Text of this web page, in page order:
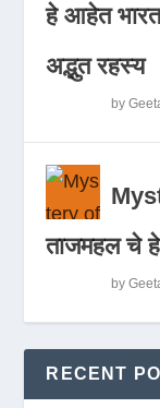
हे आहेत
अद्भुत रहस्य
by
ताजमहल चे हे
by
RECENT